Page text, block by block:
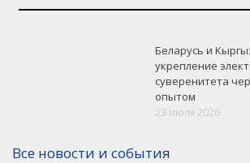
Беларусь и
укрепление
суверенитета
опытом
23 июля 2026
Все новости и события